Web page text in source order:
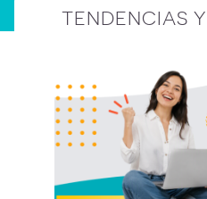
TENDENCIAS